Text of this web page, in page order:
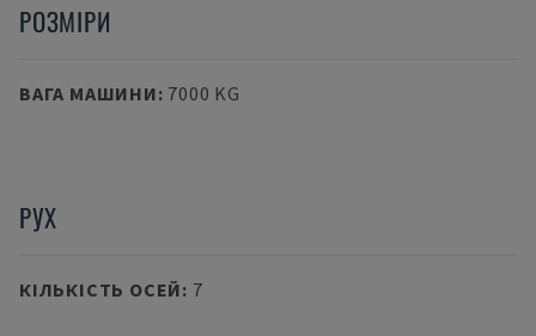
РОЗМІРИ
ВАГА МАШИНИ: 7000 KG
РУХ
КІЛЬКІСТЬ ОСЕЙ: 7